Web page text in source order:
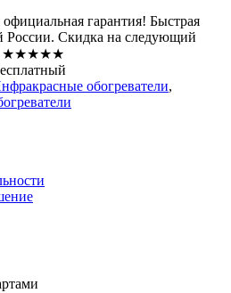
гарантия! Быстрая
России. Скидка на следующий
★★★★★
обогреватели,